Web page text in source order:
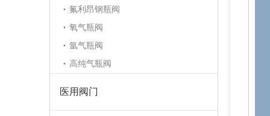
氟利昂钢瓶阀
氧气瓶阀
氩气瓶阀
高纯气瓶阀
医用阀门